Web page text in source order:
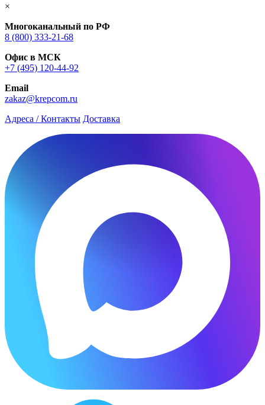
×
Многоканальный по РФ
8 (800) 333‑21-68
Офис в МСК
+7 (495) 120-44-92
Email
zakaz@krepcom.ru
Адреса / Контакты Доставка